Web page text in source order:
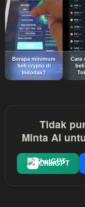
Berapa minimum
beli crypto di
Indodax?
Cara
Tidak
Minta AI
ChatGPT